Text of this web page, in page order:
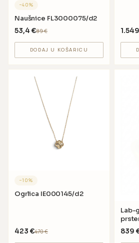
−40%
Naušnice FL3000075/d2
53,4 €89€
DODAJ U KOŠARICU
1.549
−10%
Ogrlica IE000145/d2
423 €470€
Lab-
839